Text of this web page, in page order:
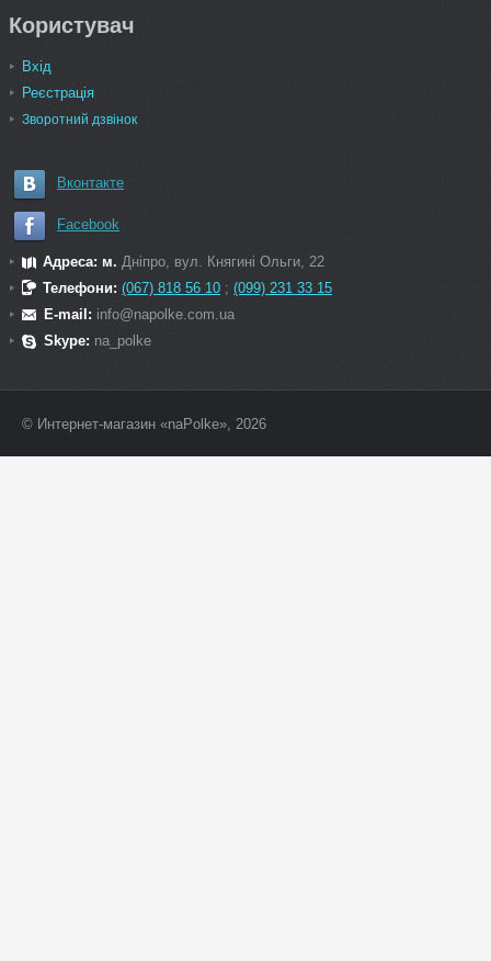
Користувач
Вхід
Реєстрація
Зворотний дзвінок
Вконтакте
Facebook
Адреса: м. Дніпро, вул. Княгині Ольги, 22
Телефони: (067) 818 56 10 ; (099) 231 33 15
E-mail: info@napolke.com.ua
Skype: na_polke
© Интернет-магазин «naPolke», 2026